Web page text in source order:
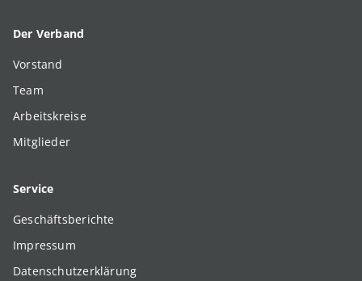
Der Verband
Vorstand
Team
Arbeitskreise
Mitglieder
Service
Geschäftsberichte
Impressum
Datenschutzerklärung